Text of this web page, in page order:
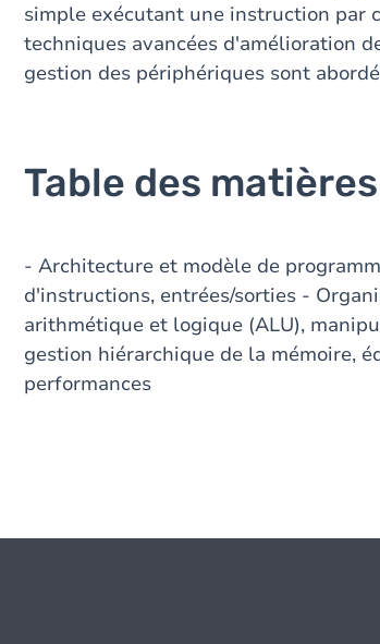
simple exécutant une instruction par
techniques avancées d'amélioration
gestion des périphériques sont
Table des matières
- Architecture et modèle de
d'instructions, entrées/sorties -
arithmétique et logique (ALU),
gestion hiérarchique de la mémoire,
performances